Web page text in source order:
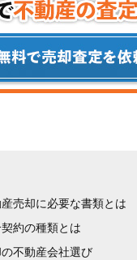
売却に必要な書類とは
約の種類とは
不動産会社選び